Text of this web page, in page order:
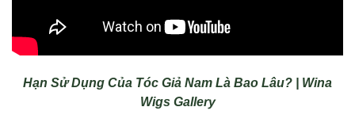
Hạn Sử Dụng Của Tóc Giả Nam Là Bao Lâu? | Wina
Wigs Gallery